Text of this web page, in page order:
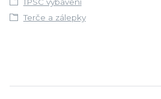
Terče a zálepky